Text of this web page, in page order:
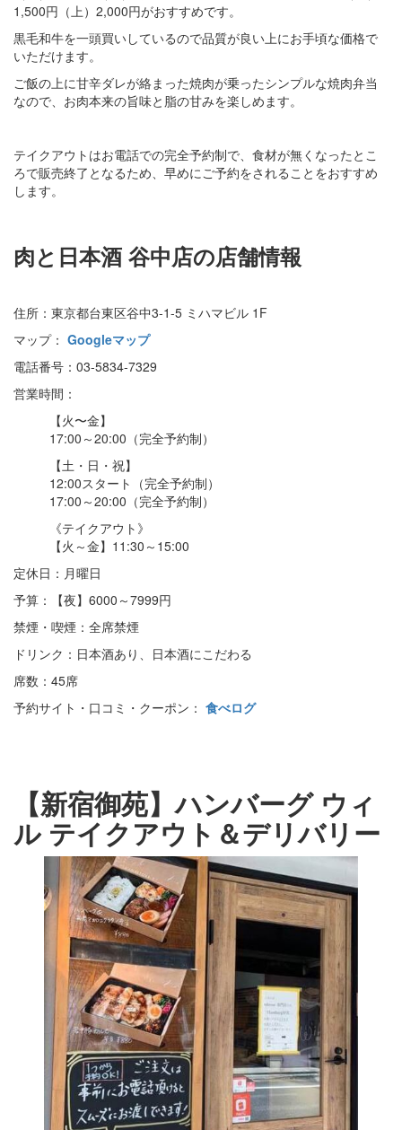
1,500円（上）2,000円がおすすめです。
黒毛和牛を一頭買いしているので品質が良い上にお手頃な価格で
いただけます。
ご飯の上に甘辛ダレが絡まった焼肉が乗ったシンプルな焼肉弁当
なので、お肉本来の旨味と脂の甘みを楽しめます。
テイクアウトはお電話での完全予約制で、食材が無くなったとこ
ろで販売終了となるため、早めにご予約をされることをおすすめ
します。
肉と日本酒 谷中店の店舗情報
住所：東京都台東区谷中3-1-5 ミハマビル 1F
マップ： Googleマップ
電話番号：03-5834-7329
営業時間：
【火〜金】
17:00～20:00（完全予約制）
【土・日・祝】
12:00スタート（完全予約制）
17:00～20:00（完全予約制）
《テイクアウト》
【火～金】11:30～15:00
定休日：月曜日
予算：【夜】6000～7999円
禁煙・喫煙：全席禁煙
ドリンク：日本酒あり、日本酒にこだわる
席数：45席
予約サイト・口コミ・クーポン： 食べログ
【新宿御苑】ハンバーグ ウィ
ル テイクアウト＆デリバリー